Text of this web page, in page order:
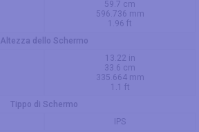
59.7 cm
596.736 mm
1.96 ft
Altezza dello Schermo
13.22 in
33.6 cm
335.664 mm
1.1 ft
Tippo di Schermo
IPS